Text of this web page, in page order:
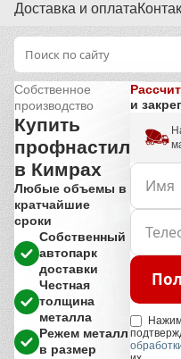
Доставка и оплата
Собственное
производство
Купить
профнастил
в Кимрах
Любые объемы в
кратчайшие
сроки
Собственный
автопарк
доставки
Честная
толщина
металла
Режем металл
в размер
и